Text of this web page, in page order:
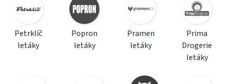
Petrklíč
letáky
Popron
letáky
Pramen
letáky
Prima
Drogerie
letáky